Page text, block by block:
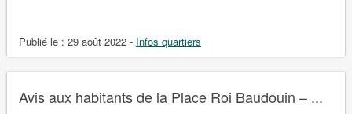
Publié le : 29 août 2022 - Infos quartiers
Avis aux habitants de la Place Roi Baudouin – ...